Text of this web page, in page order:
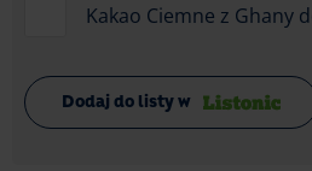
Kakao Ciemne z Ghany
Dodaj do listy w